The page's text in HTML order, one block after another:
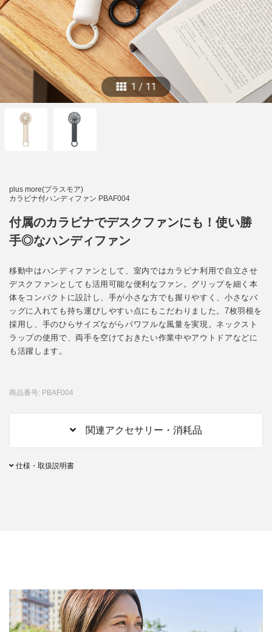
plus more(プラスモア)
カラビナ付ハンディファン PBAF004
付属のカラビナでデスクファンにも！使い勝
手◎なハンディファン
移動中はハンディファンとして、室内ではカラビナ利用で自立させ
デスクファンとしても活用可能な便利なファン。グリップを細く本
体をコンパクトに設計し、手が小さな方でも握りやすく、小さなバ
ッグに入れても持ち運びしやすい点にもこだわりました。7枚羽根を
採用し、手のひらサイズながらパワフルな風量を実現。ネックスト
ラップの使用で、両手を空けておきたい作業中やアウトドアなどに
も活躍します。
商品番号: PBAF004
関連アクセサリー・消耗品
仕様・取扱説明書
1 / 11